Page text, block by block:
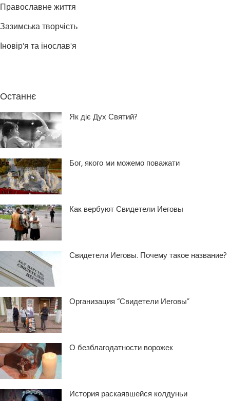
Православне життя
Зазимська творчість
Іновір'я та інослав'я
Останнє
Як діє Дух Святий?
Бог, якого ми можемо поважати
Как вербуют Свидетели Иеговы
Свидетели Иеговы. Почему такое название?
Организация “Свидетели Иеговы”
О безблагодатности ворожек
История раскаявшейся колдуньи